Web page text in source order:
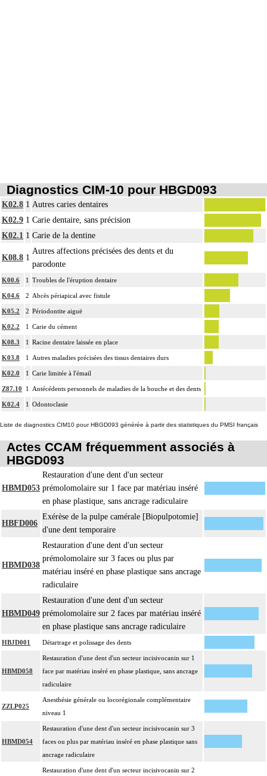
Diagnostics CIM-10 pour HBGD093
K02.8 1 Autres caries dentaires
K02.9 1 Carie dentaire, sans précision
K02.1 1 Carie de la dentine
K08.8 1
Autres affections précisées des dents et du
parodonte
K00.6 1 Troubles de l'éruption dentaire
K04.6 2 Abcès périapical avec fistule
K05.2 2 Périodontite aiguë
K02.2 1 Carie du cément
K08.3 1 Racine dentaire laissée en place
K03.8 1 Autres maladies précisées des tissus dentaires durs
K02.0 1 Carie limitée à l'émail
Z87.10 1 Antécédents personnels de maladies de la bouche et des dents
K02.4 1 Odontoclasie
Liste de diagnostics CIM10 pour HBGD093 générée à partir des statistiques du PMSI français
Actes CCAM fréquemment associés à
HBGD093
HBMD053
Restauration d'une dent d'un secteur
prémolomolaire sur 1 face par matériau inséré
en phase plastique, sans ancrage radiculaire
HBFD006
Exérèse de la pulpe camérale [Biopulpotomie]
d'une dent temporaire
HBMD038
Restauration d'une dent d'un secteur
prémolomolaire sur 3 faces ou plus par
matériau inséré en phase plastique sans ancrage
radiculaire
HBMD049
Restauration d'une dent d'un secteur
prémolomolaire sur 2 faces par matériau inséré
en phase plastique sans ancrage radiculaire
HBJD001 Détartrage et polissage des dents
HBMD058
Restauration d'une dent d'un secteur incisivocanin sur 1
face par matériau inséré en phase plastique, sans ancrage
radiculaire
ZZLP025
Anesthésie générale ou locorégionale complémentaire
niveau 1
HBMD054
Restauration d'une dent d'un secteur incisivocanin sur 3
faces ou plus par matériau inséré en phase plastique sans
ancrage radiculaire
Restauration d'une dent d'un secteur incisivocanin sur 2